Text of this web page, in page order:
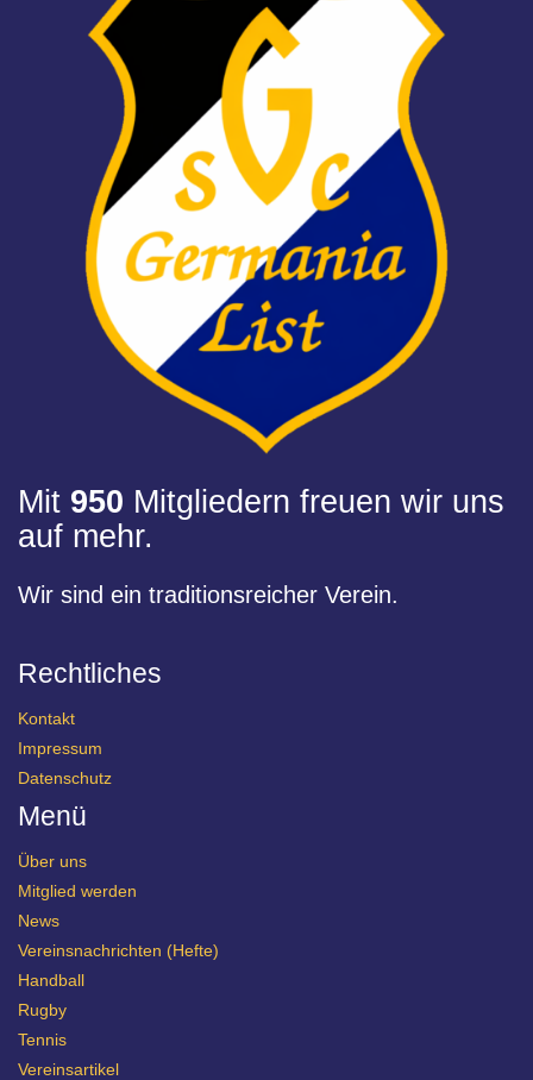
Mit 950 Mitgliedern freuen wir uns
auf mehr.
Wir sind ein traditionsreicher Verein.
Rechtliches
Kontakt
Impressum
Datenschutz
Menü
Über uns
Mitglied werden
News
Vereinsnachrichten (Hefte)
Handball
Rugby
Tennis
Vereinsartikel